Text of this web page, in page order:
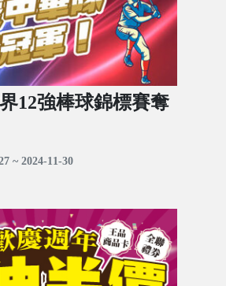
12強棒球錦標賽奪
~ 2024-11-30